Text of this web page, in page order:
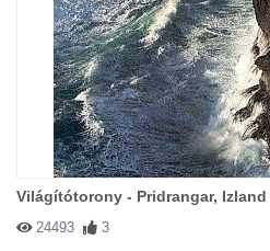
Világítótorony - Pridrangar, Izland
24493 3